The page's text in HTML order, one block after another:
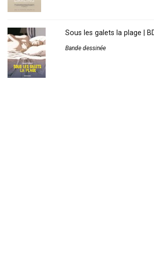
Sous les galets la plage |
Bande dessinée